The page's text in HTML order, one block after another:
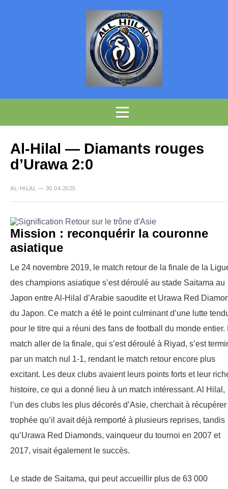
Al-Hilal — Diamants rouges
d’Urawa 2:0
AL-HILAL — 30.04.2025
Mission : reconquérir la couronne
asiatique
Le 24 novembre 2019, le match retour de la finale de la
des champions asiatique s’est déroulé au stade Saitama au
Japon entre Al-Hilal d’Arabie saoudite et Urawa Red
du Japon. Ce match a été le point culminant d’une lutte
pour le titre qui a réuni des fans de football du monde entier.
match aller de la finale, qui s’est déroulé à Riyad, s’est
par un match nul 1-1, rendant le match retour encore plus
excitant. Les deux clubs avaient leurs points forts et leur
histoire, ce qui a donné lieu à un match intéressant. Al Hilal,
l’un des clubs les plus décorés d’Asie, cherchait à
trophée qu’il avait déjà remporté à plusieurs reprises, tandis
qu’Urawa Red Diamonds, vainqueur du tournoi en 2007 et
2017, visait également le succès.
Le stade de Saitama, qui peut accueillir plus de 63 000